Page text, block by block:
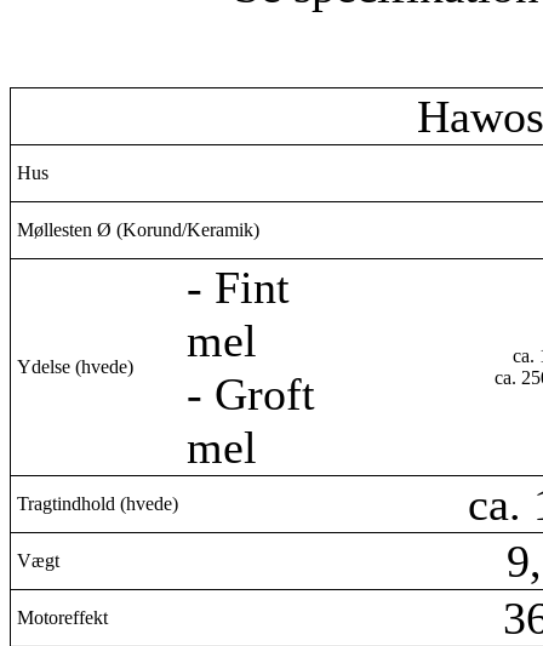
Hus
Møllesten Ø (Korund/Keramik)
Ydelse (hvede)
- Fint
mel
- Groft
mel
ca.
ca.
Tragtindhold (hvede) ca.
Vægt
Motoreffekt